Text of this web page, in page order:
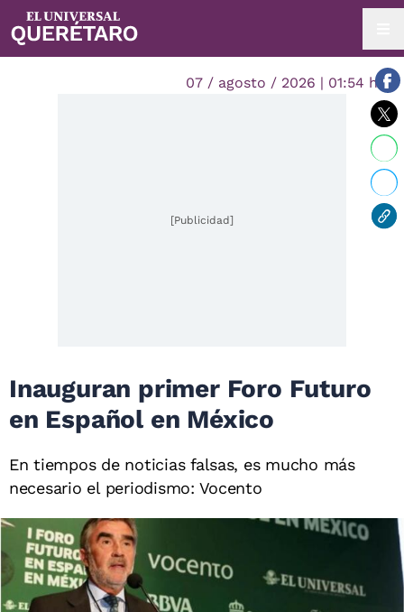
07 / agosto / 2026 | 01:54 hrs.
[Publicidad]
Inauguran primer Foro Futuro
en Español en México
En tiempos de noticias falsas, es mucho más
necesario el periodismo: Vocento